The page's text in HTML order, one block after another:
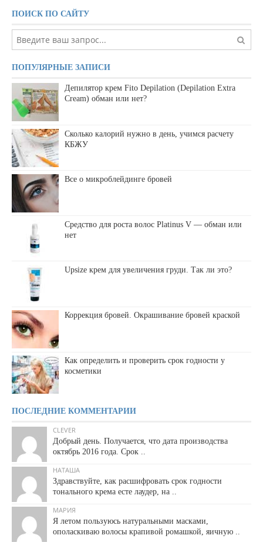
ПОИСК ПО САЙТУ
ПОПУЛЯРНЫЕ ЗАПИСИ
Депилятор крем Fito Depilation (Depilation Extra
Cream) обман или нет?
Сколько калорий нужно в день, учимся расчету
КБЖУ
Все о микроблейдинге бровей
Средство для роста волос Platinus V — обман или
нет
Upsize крем для увеличения груди. Так ли это?
Коррекция бровей. Окрашивание бровей краской
Как определить и проверить срок годности у
косметики
ПОСЛЕДНИЕ КОММЕНТАРИИ
CLEVER
Добрый день. Получается, что дата производства
октябрь 2016 года. Срок ..
НАТАША
Здравствуйте, как расшифровать срок годности
тонального крема есте лаудер, на ..
МАРИЯ
Я летом пользуюсь натуральными масками,
ополаскиваю волосы крапивой ромашкой, яичную ..